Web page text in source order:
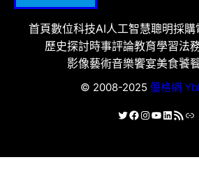
首頁數位科技AI人工智慧聰明採購
歷史探討時事評論教育學習法
影像藝術音樂饗宴美食饕
© 2008-2025 優格網
X Facebook
Instagram
YouTube
LinkedIn
RSS 資訊提供連結